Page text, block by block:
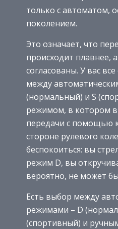
только с автоматом,
поколением.
Это означает, что
происходит плавнее,
согласованы. У вас
между
(нормальный) и S
режимом, в котором
передачи с помощью
стороне рулевого
беспокоиться: вы
режим D, вы
вероятно, не может
Есть выбор между
режимами – D
(спортивный) и